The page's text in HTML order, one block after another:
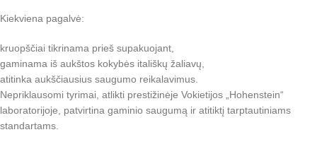
Kiekviena pagalvė:
kruopščiai tikrinama prieš supakuojant,
gaminama iš aukštos kokybės itališkų žaliavų,
atitinka aukščiausius saugumo reikalavimus.
Nepriklausomi tyrimai, atlikti prestižinėje Vokietijos „Hohenstein“
laboratorijoje, patvirtina gaminio saugumą ir atitiktį tarptautiniams
standartams.